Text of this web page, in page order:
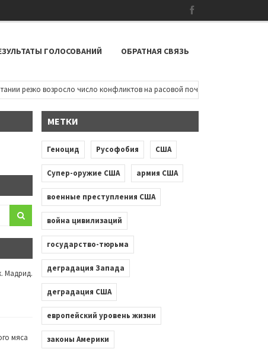
ГОЛОСОВАНИЙ ОБРАТНАЯ СВЯЗЬ
резко возросло число конфликтов на расовой почве: чернокожие дети
Мадрид.
мяса
МЕТКИ
Геноцид Русофобия США
Супер-оружие США армия США
военные преступления США
война цивилизаций
государство-тюрьма
деградация Запада
деградация США
европейский уровень жизни
законы Америки